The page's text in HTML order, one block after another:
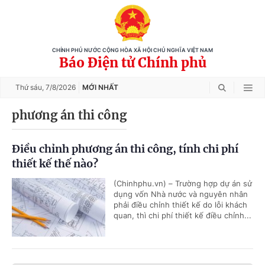
CHÍNH PHỦ NƯỚC CỘNG HÒA XÃ HỘI CHỦ NGHĨA VIỆT NAM
Báo Điện tử Chính phủ
Thứ sáu, 7/8/2026 MỚI NHẤT
phương án thi công
Điều chỉnh phương án thi công, tính chi phí
thiết kế thế nào?
(Chinhphu.vn) – Trường hợp dự án sử
dụng vốn Nhà nước và nguyên nhân
phải điều chỉnh thiết kế do lỗi khách
quan, thì chi phí thiết kế điều chỉnh...